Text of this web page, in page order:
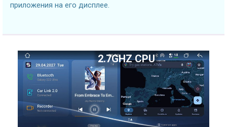
приложения на его дисплее.
2.7GHZ CPU